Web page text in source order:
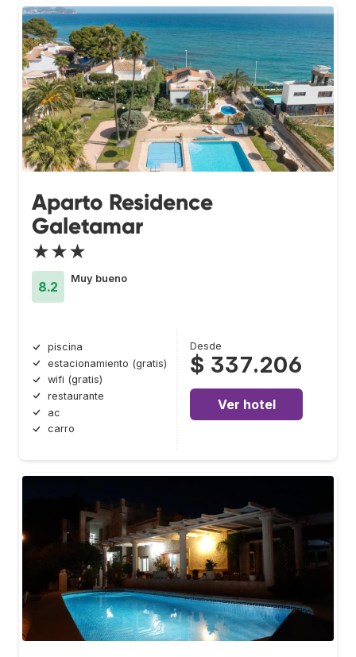
Aparto Residence
Galetamar
★★★
8.2
Muy bueno
piscina
estacionamiento (gratis)
wifi (gratis)
restaurante
ac
carro
Desde
$ 337.206
Ver hotel